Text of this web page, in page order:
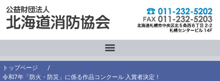
容
を
ス
ッ
プ
トップページ
/
令和7年「防火・防災」に係る作品コンクール 入賞者決定！